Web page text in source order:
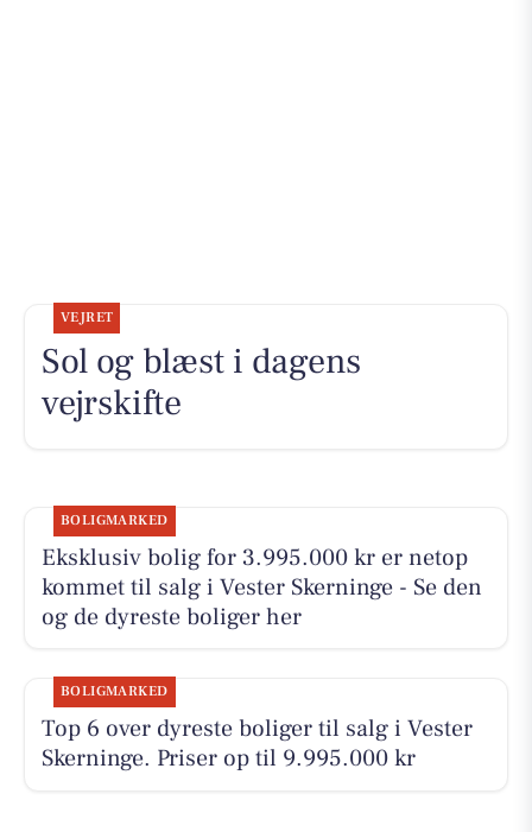
VEJRET
Sol og blæst i dagens
vejrskifte
BOLIGMARKED
Eksklusiv bolig for 3.995.000 kr er netop
kommet til salg i Vester Skerninge - Se den
og de dyreste boliger her
BOLIGMARKED
Top 6 over dyreste boliger til salg i Vester
Skerninge. Priser op til 9.995.000 kr